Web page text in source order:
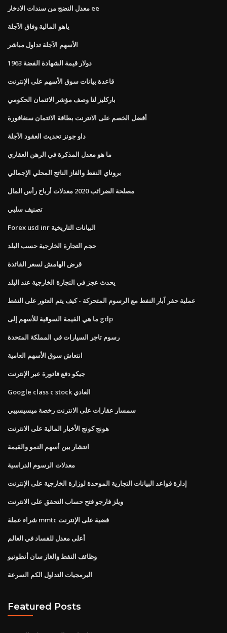
معدل النضج من سندات الادخار ee
ياهو المالية وفاق الآجلة
الأسهم الآجلة تداول مباشر
1963 دولار قيمة الشهادة الفضة
قاعدة بيانات سوق الأسهم على الإنترنت
باركليز لنا وصف مؤشر الائتمان الحكومي
أفضل الخصم على الانترنت بطاقة الائتمان سنغافورة
داو جونز تحديث العقود الآجلة
ما هو معدل المذكرة في الرهن العقاري
بروناي النفط والغاز الناتج المحلي الإجمالي
مصلحة الضرائب 2020 معدلات أرباح رأس المال
تصنيف سلبي
Forex usd inr البيانات التاريخية
حجم التجارة الخارجية حسب البلد
قرض الهامش لسعر الفائدة
يحدث عجز في التجارة الخارجية عند البلد
عملية حفر آبار النفط مع الرسوم المتحركة - كيف يتم العثور على النفط
ما هي القيمة السوقية للأسهم إلى gdp
رسوم تاجر السيارات في المملكة المتحدة
انتعاش سوق الأسهم العامية
جيكو دفع فاتورة عبر الإنترنت
Google class c stock العادي
سمسار عقارات على الانترنت رخصة ميسيسيبي
هونج كونج الأخبار المالية على الانترنت
انتشار بين أسهم النمو والقيمة
معدلات الرسوم الدراسية
إدارة قواعد البيانات التجارية الموحدة لوزارة الخارجية على الإنترنت
ويلز فارجو فتح حساب التحقق على الانترنت
شراء عملة mmtc فضية على الإنترنت
أعلى معدل للفساد في العالم
وظائف النفط والغاز سان أنطونيو
البرمجيات التداول الكم السرعة
Featured Posts